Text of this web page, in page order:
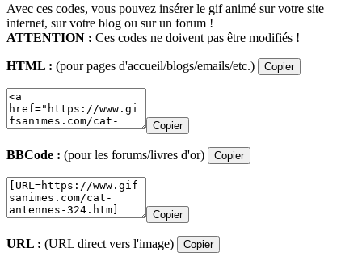
Avec ces codes, vous pouvez insérer le gif animé sur votre site
internet, sur votre blog ou sur un forum !
ATTENTION : Ces codes ne doivent pas être modifiés !
HTML : (pour pages d'accueil/blogs/emails/etc.) Copier
Copier
BBCode : (pour les forums/livres d'or) Copier
Copier
URL : (URL direct vers l'image) Copier